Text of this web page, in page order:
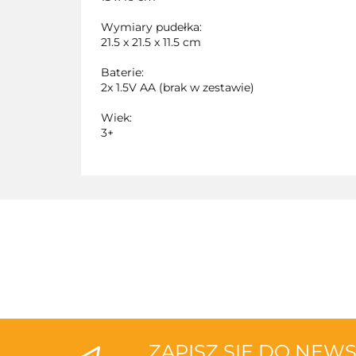
Wymiary pudełka:
21.5 x 21.5 x 11.5 cm
Baterie:
2x 1.5V AA (brak w zestawie)
Wiek:
3+